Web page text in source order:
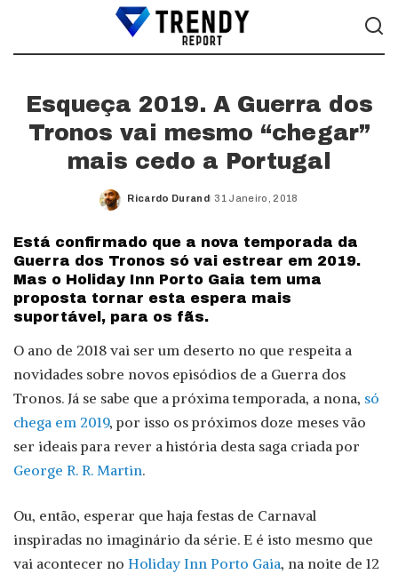
Esqueça 2019. A Guerra dos
Tronos vai mesmo “chegar”
mais cedo a Portugal
Posted
Ricardo Durand 31 Janeiro, 2018
Está confirmado que a nova temporada da
Guerra dos Tronos só vai estrear em 2019.
Mas o Holiday Inn Porto Gaia tem uma
proposta tornar esta espera mais
suportável, para os fãs.
O ano de 2018 vai ser um deserto no que respeita a
novidades sobre novos episódios de a Guerra dos
Tronos. Já se sabe que a próxima temporada, a nona, só
chega em 2019, por isso os próximos doze meses vão
ser ideais para rever a história desta saga criada por
George R. R. Martin.
Ou, então, esperar que haja festas de Carnaval
inspiradas no imaginário da série. E é isto mesmo que
vai acontecer no Holiday Inn Porto Gaia, na noite de 12